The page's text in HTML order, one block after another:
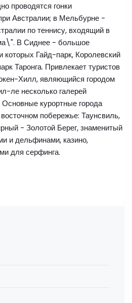
проводятся гонки
Австралии; в Мельбурне -
по теннису, входящий в
В Сиднее - большое
которых Гайд-парк, Королевский
Таронга. Привлекает туристов
Хилл, являющийся городом
ле несколько галерей
Основные курортные города
побережье: Таунсвиль,
- Золотой Берег, знаменитый
и дельфинами, казино,
для серфинга.